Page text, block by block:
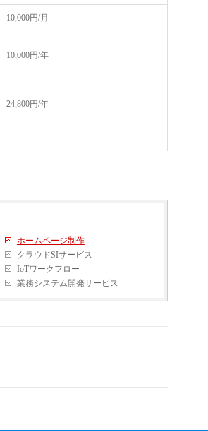
10,000円/月
10,000円/年
24,800円/年
ホームページ制作
クラウドSIサービス
IoTワークフロー
業務システム開発サービス